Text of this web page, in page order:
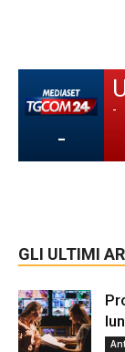
-
-
GLI ULTIMI